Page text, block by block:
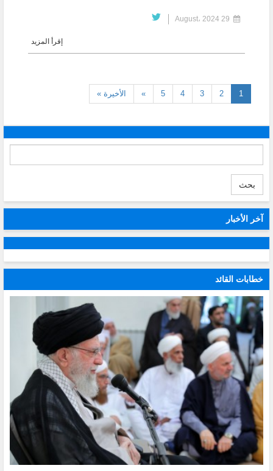
إقرأ المزيد
1
(current)
2
3
4
5
» الأخيرة »
بحث
آخر الأخبار
خطابات القائد